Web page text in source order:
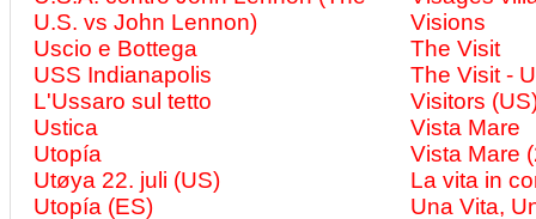
U.S. vs John Lennon)
Uscio e Bottega
USS Indianapolis
L'Ussaro sul tetto
Ustica
Utopía
Utøya 22. juli (US)
Utopía (ES)
Visions
The Visit
The Visit -
Visitors
Vista Mare
Vista Mare
La vita in
Una Vita,